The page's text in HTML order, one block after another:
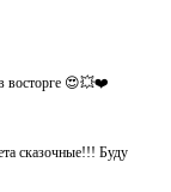
восторге 😍💥❤️
сказочные!!! Буду